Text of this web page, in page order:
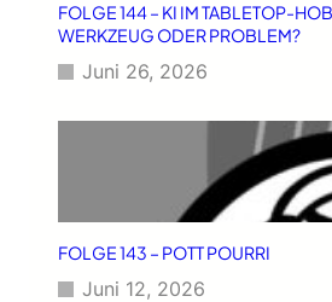
FOLGE 144 – KI IM TABLETOP-
WERKZEUG ODER PROBLEM?
Juni 26, 2026
FOLGE 143 – POTT POURRI
Juni 12, 2026